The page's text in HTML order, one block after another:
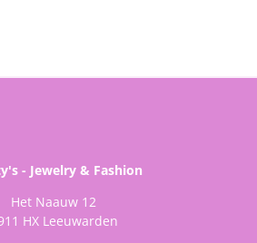
- Jewelry & Fashion
Het Naauw 12
HX Leeuwarden